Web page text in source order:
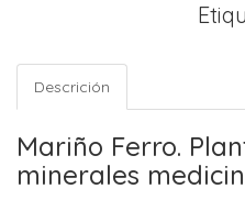
Descrición
Mariño Ferro.
minerales